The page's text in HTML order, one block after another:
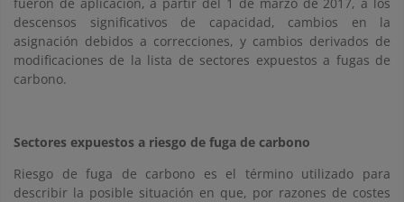
descensos significativos de capacidad, cambios en la
asignación debidos a correcciones, y cambios derivados de
modificaciones de la lista de sectores expuestos a fugas de
carbono.
Sectores expuestos a riesgo de fuga de carbono
Riesgo de fuga de carbono es el término utilizado para
describir la posible situación en que, por razones de costes